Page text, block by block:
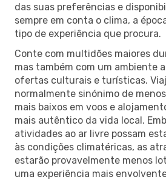
das suas preferências e
sempre em conta o clima, a
tipo de experiência que procura.
Conte com multidões maiores
mas também com um ambiente
ofertas culturais e turísticas.
normalmente sinónimo de
mais baixos em voos e
mais autêntico da vida local.
atividades ao ar livre possam
às condições climatéricas, as
estarão provavelmente menos
uma experiência mais